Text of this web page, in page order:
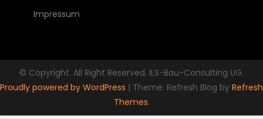
Impressum
© Copyright. All Right Reserved. ILS-Bau-Consulting UG.
Proudly powered by WordPress | Theme: Refresh Blog by Refresh
Themes.